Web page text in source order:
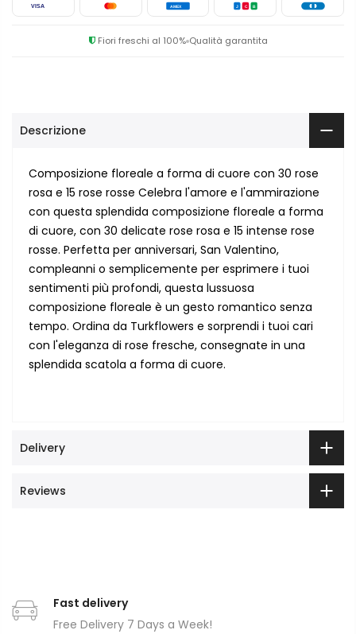
VISA AMEX J C B
Fiori freschi al 100% Qualità garantita
Descrizione
Composizione floreale a forma di cuore con 30 rose
rosa e 15 rose rosse Celebra l'amore e l'ammirazione
con questa splendida composizione floreale a forma
di cuore, con 30 delicate rose rosa e 15 intense rose
rosse. Perfetta per anniversari, San Valentino,
compleanni o semplicemente per esprimere i tuoi
sentimenti più profondi, questa lussuosa
composizione floreale è un gesto romantico senza
tempo. Ordina da Turkflowers e sorprendi i tuoi cari
con l'eleganza di rose fresche, consegnate in una
splendida scatola a forma di cuore.
Delivery
Reviews
Fast delivery
Free Delivery 7 Days a Week!